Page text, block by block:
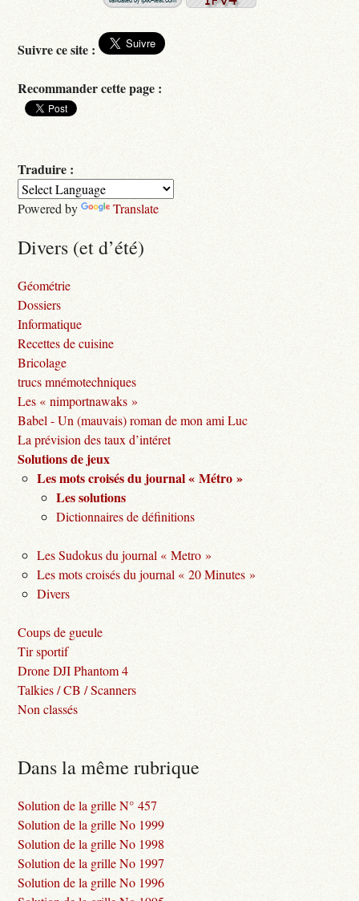
Suivre ce site :
Recommander cette page :
Traduire :
Powered by Translate
Divers (et d’été)
Géométrie
Dossiers
Informatique
Recettes de cuisine
Bricolage
trucs mnémotechniques
Les « nimportnawaks »
Babel - Un (mauvais) roman de mon ami Luc
La prévision des taux d’intéret
Solutions de jeux
Les mots croisés du journal « Métro »
Les solutions
Dictionnaires de définitions
Les Sudokus du journal « Metro »
Les mots croisés du journal « 20 Minutes »
Divers
Coups de gueule
Tir sportif
Drone DJI Phantom 4
Talkies / CB / Scanners
Non classés
Dans la même rubrique
Solution de la grille N° 457
Solution de la grille No 1999
Solution de la grille No 1998
Solution de la grille No 1997
Solution de la grille No 1996